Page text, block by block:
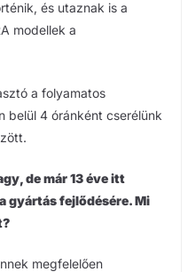
és utaznak is a
modellek a
a folyamatos
belül 4 óránként cserélünk
de már 13 éve itt
gyártás fejlődésére. Mi
megfelelően